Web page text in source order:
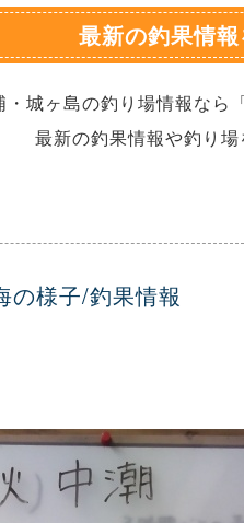
最新の釣果情報
・城ヶ島の釣り場情報なら
最新の釣果情報や釣り場
の様子/釣果情報